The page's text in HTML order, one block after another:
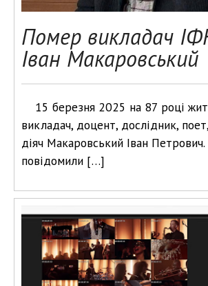
Помер викладач
Іван Макаровський
15 березня 2025 на 87 році
викладач, доцент, дослідник,
діяч Макаровський Іван
повідомили […]